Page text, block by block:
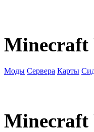
Minecraft
Моды Сервера Карты
Minecraft